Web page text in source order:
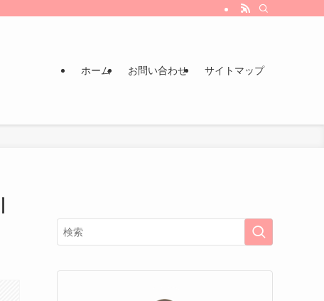
ホーム お問い合わせ サイトマップ